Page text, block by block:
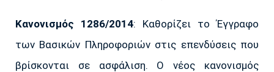
Κανονισμός 1286/2014: Καθορίζει το Έγγραφο
των Βασικών Πληροφοριών στις επενδύσεις που
βρίσκονται σε ασφάλιση. Ο νέος κανονισμός